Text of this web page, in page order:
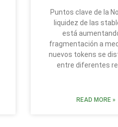
Puntos clave de la
liquidez de las
está
fragmentación a
nuevos tokens se
entre diferentes
READ MORE »